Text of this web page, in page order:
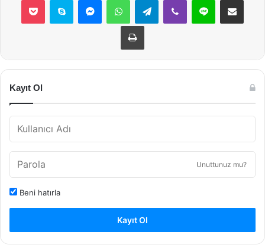
Yazdır
Kayıt Ol
Unuttunuz mu?
Beni hatırla
Kayıt Ol